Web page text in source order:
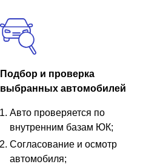
Подбор и проверка
выбранных автомобилей
Авто проверяется по
внутренним базам ЮК;
Согласование и осмотр
автомобиля;